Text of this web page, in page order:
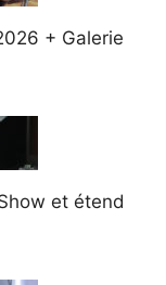
+ Galerie
et étend